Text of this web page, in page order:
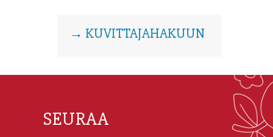
→ KUVITTAJAHAKUUN
SEURAA